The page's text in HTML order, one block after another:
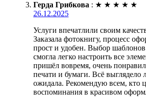
Герда Грибкова : ★ ★ ★ ★ ★
26.12.2025
Услуги впечатлили своим
Заказала фотокнигу, процесс
прост и удобен. Выбор шаблонов
смогла легко настроить все
пришёл вовремя, очень
печати и бумаги. Всё выглядело
ожидала. Рекомендую всем, кто
воспоминания в красивом